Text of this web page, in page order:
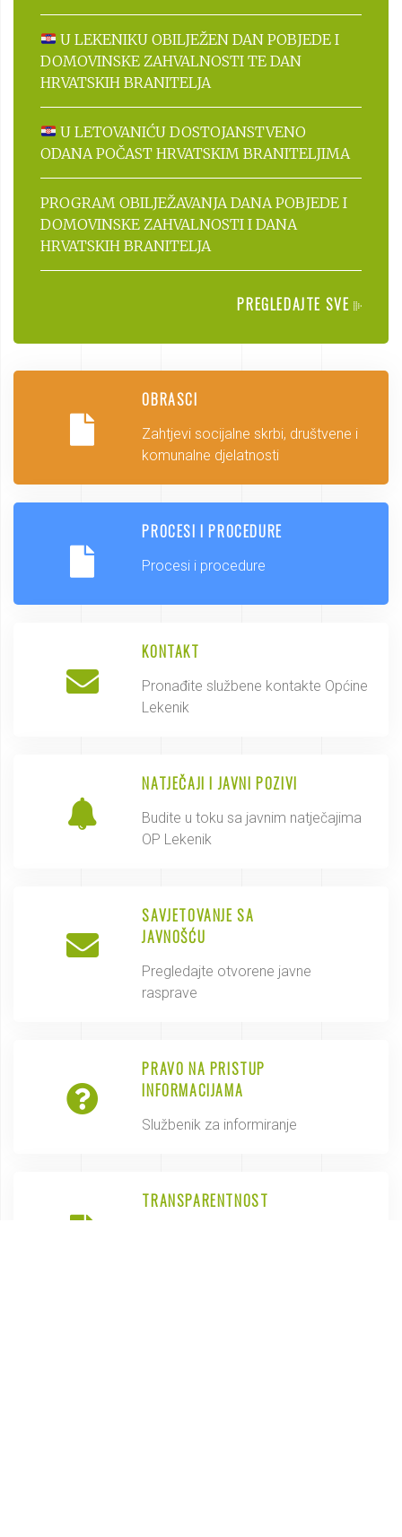
U LEKENIKU OBILJEŽEN DAN POBJEDE I
DOMOVINSKE ZAHVALNOSTI TE DAN
HRVATSKIH BRANITELJA
U LETOVANIĆU DOSTOJANSTVENO
ODANA POČAST HRVATSKIM BRANITELJIMA
PROGRAM OBILJEŽAVANJA DANA POBJEDE I
DOMOVINSKE ZAHVALNOSTI I DANA
HRVATSKIH BRANITELJA
PREGLEDAJTE SVE
OBRASCI
Zahtjevi socijalne skrbi, društvene i
komunalne djelatnosti
PROCESI I PROCEDURE
Procesi i procedure
KONTAKT
Pronađite službene kontakte Općine
Lekenik
NATJEČAJI I JAVNI POZIVI
Budite u toku sa javnim natječajima
OP Lekenik
SAVJETOVANJE SA
JAVNOŠĆU
Pregledajte otvorene javne
rasprave
PRAVO NA PRISTUP
INFORMACIJAMA
Službenik za informiranje
TRANSPARENTNOST